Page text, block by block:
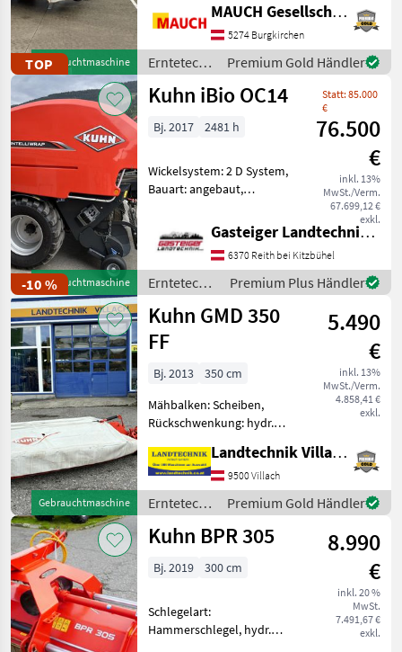
TOPGebrauchtmaschine
Schwadleitblech,
Schnitthöhenverstellung,
Hochstellung, Beleuchtung,
Aufbereiter Ausstattung: -
110 PS Leistungsbed
MAUCH Gesellschaft m.b.H. & Co.KG
5274 Burgkirchen
Erntetechnik
Grünland /
Kuhn
Premium Gold Händler
-10 %Gebrauchtmaschine
Kuhn iBio OC14
Statt: 85.000
€
76.500
€
inkl. 13%
MwSt./Verm.
67.699,12 €
exkl.
Bj. 2017 2481 h
Wickelsystem: 2 D System,
Bauart: angebaut,
Zentralschmierung,
Ballenkammer: feste
Ballenkammer,
Netzbindung,
Rollenniederhalter,
Schneidwerk Die P
Gasteiger Landtechnik GmbH
6370 Reith bei Kitzbühel
Erntetechnik
Grünland /
Kuhn
Premium Plus Händler
Gebrauchtmaschine
Kuhn GMD 350
FF
5.490
€
inkl. 13%
MwSt./Verm.
4.858,41 €
exkl.
Bj. 2013
350 cm
Mähbalken: Scheiben,
Rückschwenkung: hydr.
Mähwerks: Heckmähwerke,
Beleuchtung,
Anfahrtssicherung,
Klingenbox, Mech. / hydr.
Mähholmentlastung Kuhn
Landtechnik Villach GmbH
9500 Villach
Erntetechnik
Grünland /
Kuhn
Premium Gold Händler
Kuhn BPR 305
8.990
€
inkl. 20 %
MwSt.
7.491,67 €
exkl.
Bj. 2019 300 cm
Schlegelart:
Hammerschlegel, hydr.